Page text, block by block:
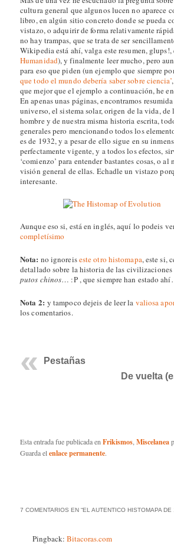
cultura general que algunos lucen no aparece
libro, en algún sitio concreto donde se pueda
vistazo, o adquirir de forma relativamente
no hay trampas, que se trata de ser
Wikipedia está ahí, valga este resumen,
Humanidad), y finalmente leer mucho, pero
para eso que piden (un ejemplo que siempre
que todo el mundo debería saber sobre ciencia’
que mejor que el ejemplo a continuación, he
En apenas unas páginas, encontramos
universo, el sistema solar, origen de la vida, de
hombre y de nuestra misma historia escrita,
generales pero mencionando todos los
es de 1932, y a pesar de ello sigue en su
perfectamente vigente, y a todos los efectos,
‘comienzo’ para entender bastantes cosas, o al
visión general de ellas. Echadle un vistazo
interesante.
Aunque eso si, está en inglés, aquí lo podeis
completísimo
Nota: no ignoreiseste otro histomapa, este si,
detallado sobre la historia de las civilizaciones
putos chinos… :P , que siempre han estado
Nota 2: y tampoco dejeis de leer la valiosa
los comentarios.
Pestañas
De vuelta
Esta entrada fue publicada enFrikismos ,Miscelanea
Guarda elenlace permanente.
7 COMENTARIOS EN “EL AUTENTICO HISTOMAPA DE
Pingback:Bitacoras.com